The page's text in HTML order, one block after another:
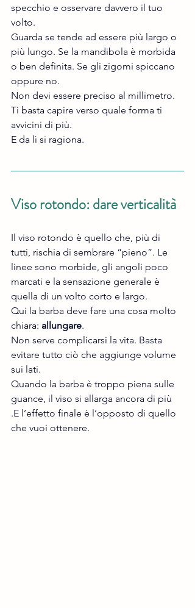
specchio e osservare davvero il tuo
volto.
Guarda se tende ad essere più largo o
più lungo. Se la mandibola è morbida
o ben definita. Se gli zigomi spiccano
oppure no.
Non devi essere preciso al millimetro.
Ti basta capire verso quale forma ti
avvicini di più.
E da lì si ragiona.
Viso rotondo: dare verticalità
Il viso rotondo è quello che, più di
tutti, rischia di sembrare “pieno”. Le
linee sono morbide, gli angoli poco
marcati e la sensazione generale è
quella di un volto corto e largo.
Qui la barba deve fare una cosa molto
chiara: allungare.
Non serve complicarsi la vita. Basta
evitare tutto ciò che aggiunge volume
sui lati.
Quando la barba è troppo piena sulle
guance, il viso si allarga ancora di più
.E l’effetto finale è l’opposto di quello
che vuoi ottenere.